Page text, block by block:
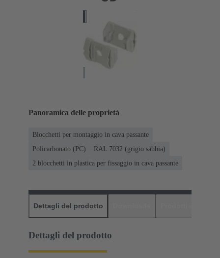
Panoramica delle proprietà
Blocchetti per montaggio in cava passante
Policarbonato (PC)
RAL 7032 (grigio sabbia)
2 blocchetti in plastica per fissaggio in cava passante
Dettagli del prodotto
Dettagli del prodotto